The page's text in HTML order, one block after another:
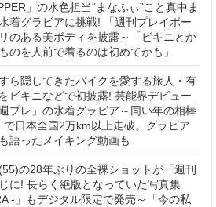
」の水色担当“まなふぃ”こと真中ま
着グラビアに挑戦! 「週刊プレイボー
のある美ボディを披露～「ビキニとか
のを人前で着るのは初めてかも」
ら隠してきたバイクを愛する旅人・有
ビキニなどで初披露! 芸能界デビュー
プレ」の水着グラビア～同い年の相棒
で日本全国2万km以上走破。グラビア
語ったメイキング動画も
の28年ぶりの全裸ショットが「週刊
に! 長らく絶版となっていた写真集
-」もデジタル限定で発売～「今の私